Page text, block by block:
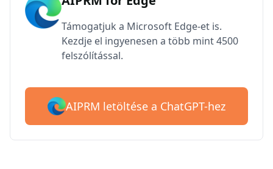
Támogatjuk a Microsoft Edge-et is.
Kezdje el ingyenesen a több mint 4500
felszólítással.
AIPRM letöltése a ChatGPT-hez